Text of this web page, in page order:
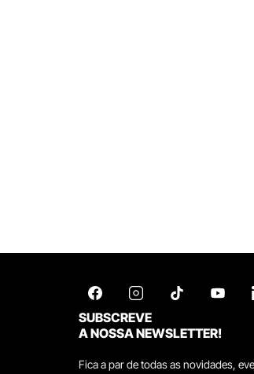
SUBSCREVE
A NOSSA NEWSLETTER!
Fica a par de todas as novidades,